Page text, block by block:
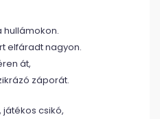
hullámokon.
elfáradt nagyon.
át,
záporát.
játékos csikó,